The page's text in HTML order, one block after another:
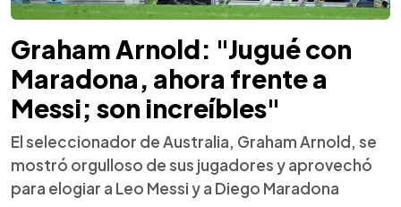
Graham Arnold: "Jugué con
Maradona, ahora frente a
Messi; son increíbles"
El seleccionador de Australia, Graham Arnold, se
mostró orgulloso de sus jugadores y aprovechó
para elogiar a Leo Messi y a Diego Maradona